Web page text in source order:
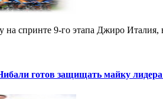
спринте 9-го этапа Джиро
готов защищать майку